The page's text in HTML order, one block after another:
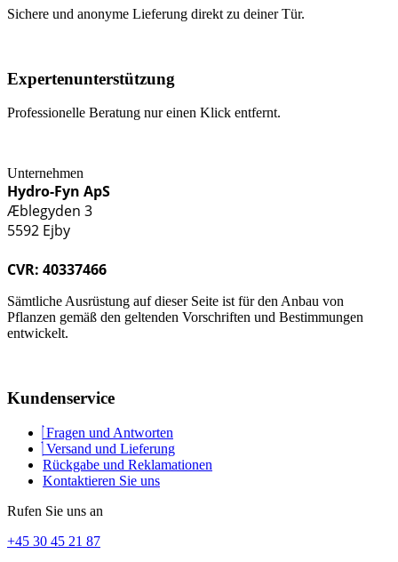
Sichere und anonyme Lieferung direkt zu deiner Tür.
Expertenunterstützung
Professionelle Beratung nur einen Klick entfernt.
Unternehmen
Hydro-Fyn ApS
Æblegyden 3
5592 Ejby
CVR: 40337466
Sämtliche Ausrüstung auf dieser Seite ist für den Anbau von
Pflanzen gemäß den geltenden Vorschriften und Bestimmungen
entwickelt.
Kundenservice
Fragen und Antworten
Versand und Lieferung
Rückgabe und Reklamationen
Kontaktieren Sie uns
Rufen Sie uns an
+45 30 45 21 87